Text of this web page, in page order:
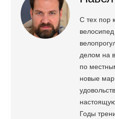
С тех пор
делом на
по
новые
Годы